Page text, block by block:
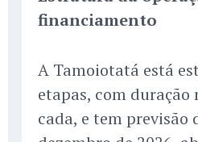
financiamento
A Tamoiotatá está
etapas, com duração
cada, e tem previsão